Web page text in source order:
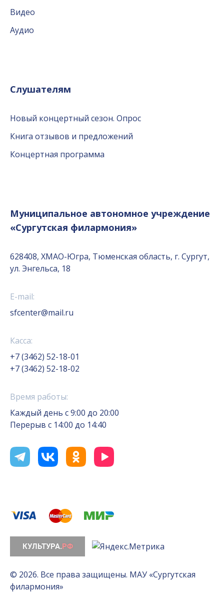
Видео
Аудио
Слушателям
Новый концертный сезон. Опрос
Книга отзывов и предложений
Концертная программа
Муниципальное автономное учреждение
«Сургутская филармония»
628408, ХМАО-Югра, Тюменская область, г. Сургут,
ул. Энгельса, 18
E-mail:
sfcenter@mail.ru
Касса:
+7 (3462) 52-18-01
+7 (3462) 52-18-02
Время работы:
Каждый день с 9:00 до 20:00
Перерыв с 14:00 до 14:40
© 2026. Все права защищены. МАУ «Сургутская
филармония»